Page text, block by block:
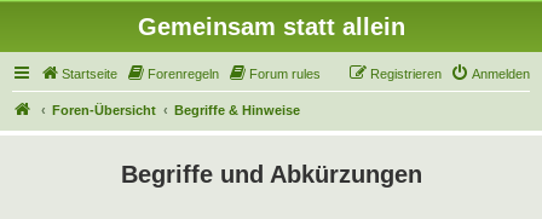
Gemeinsam statt allein
Startseite Forenregeln Forum rules Anmelden
Registrieren
Foren-Übersicht Begriffe & Hinweise
Begriffe und Abkürzungen